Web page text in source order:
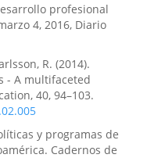
profesional
4, 2016, Diario
R. (2014).
- A multifaceted
40, 94–103.
y programas de
Cadernos de